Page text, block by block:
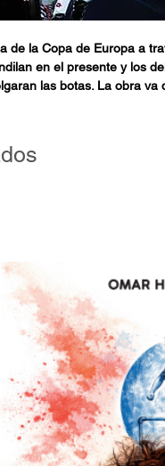
de la Copa de Europa a
en el presente y los
las botas. La obra va
tarea de elegir a los
los máximos goleadores
en nuestro tiempo, como
de gloria en la
de colección obligatoria
tiempos pasados y